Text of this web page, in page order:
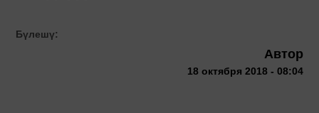
Бүлешү:
Автор
18 октября 2018 - 08:04